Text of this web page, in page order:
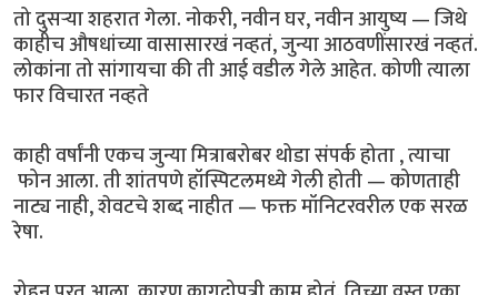
तो दुसऱ्या शहरात गेला. नोकरी, नवीन घर, नवीन आयुष्य — जिथे
काहीच औषधांच्या वासासारखं नव्हतं, जुन्या आठवणींसारखं नव्हतं.
लोकांना तो सांगायचा की ती आई वडील गेले आहेत. कोणी त्याला
फार विचारत नव्हते
काही वर्षांनी एकच जुन्या मित्राबरोबर थोडा संपर्क होता , त्याचा
फोन आला. ती शांतपणे हॉस्पिटलमध्ये गेली होती — कोणताही
नाट्य नाही, शेवटचे शब्द नाहीत — फक्त मॉनिटरवरील एक सरळ
रेषा.